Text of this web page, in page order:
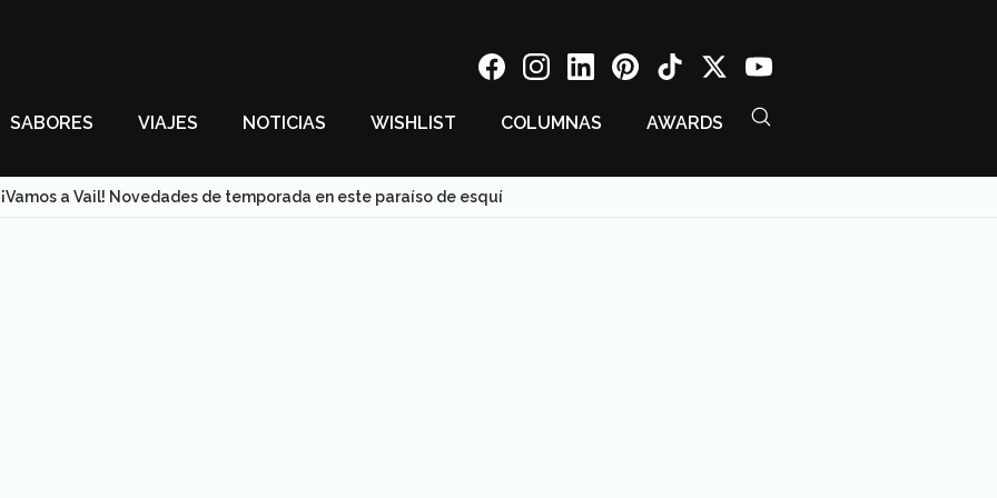
SABORES VIAJES NOTICIAS WISHLIST COLUMNAS AWARDS
¡Vamos a Vail! Novedades de temporada en este paraíso de esquí